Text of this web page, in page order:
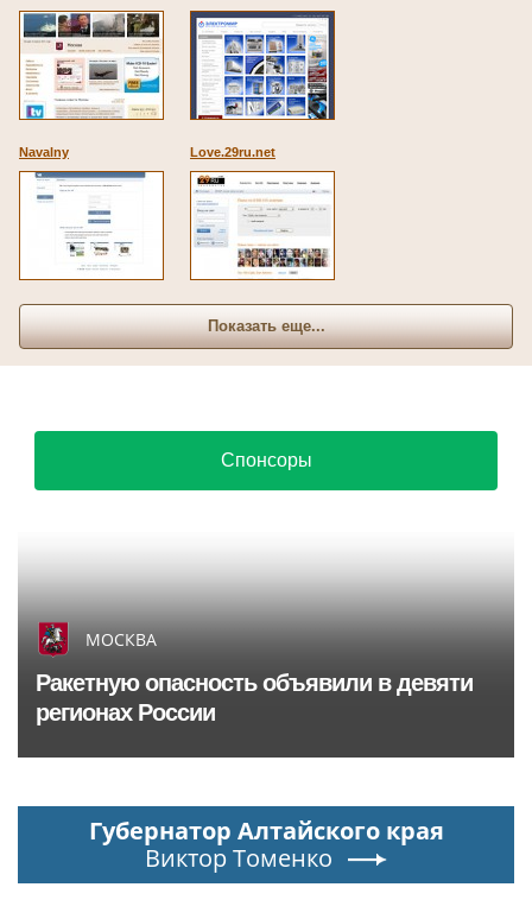
Navalny Love.29ru.net
Показать еще...
Спонсоры
МОСКВА
Ракетную опасность объявили в девяти
регионах России
Губернатор Алтайского края
Виктор Томенко